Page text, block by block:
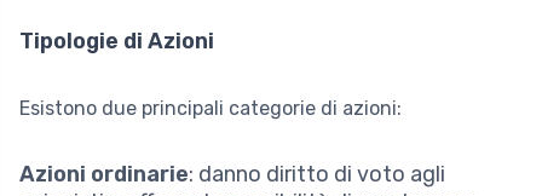
Tipologie di Azioni
Esistono due principali categorie di azioni:
Azioni ordinarie: danno diritto di voto agli